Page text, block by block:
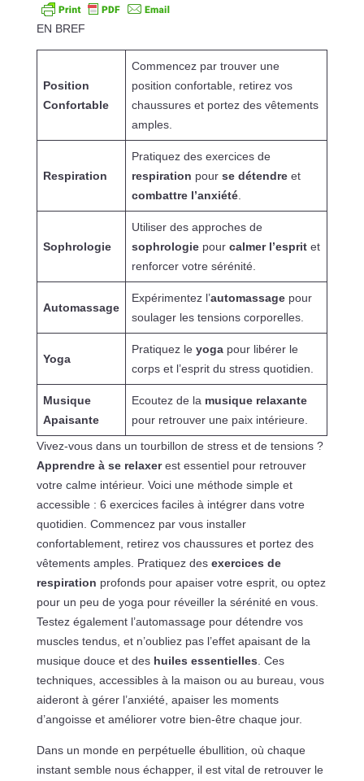
EN BREF
Position
Confortable
Commencez par trouver une
position confortable, retirez vos
chaussures et portez des vêtements
amples.
Respiration
Pratiquez des exercices de
respiration pour se détendreet
combattre l’anxiété.
Sophrologie
Utiliser des approches de
sophrologiepour calmer l’espritet
renforcer votre sérénité.
Automassage
Expérimentez l’automassagepour
soulager les tensions corporelles.
Yoga
Pratiquez le yogapour libérer le
corps et l’esprit du stress quotidien.
Musique
Apaisante
Ecoutez de la musique relaxante
pour retrouver une paix intérieure.
Vivez-vous dans un tourbillon de stress et de tensions ?
Apprendre à se relaxerest essentiel pour retrouver
votre calme intérieur. Voici une méthode simple et
accessible : 6 exercices faciles à intégrer dans votre
quotidien. Commencez par vous installer
confortablement, retirez vos chaussures et portez des
vêtements amples. Pratiquez des exercices de
respiration profonds pour apaiser votre esprit, ou optez
pour un peu de yoga pour réveiller la sérénité en vous.
Testez également l’automassage pour détendre vos
muscles tendus, et n’oubliez pas l’effet apaisant de la
musique douce et des huiles essentielles . Ces
techniques, accessibles à la maison ou au bureau, vous
aideront à gérer l’anxiété, apaiser les moments
d’angoisse et améliorer votre bien-être chaque jour.
Dans un monde en perpétuelle ébullition, où chaque
instant semble nous échapper, il est vital de retrouver le